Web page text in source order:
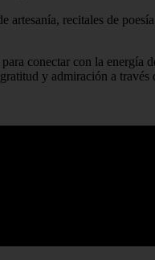
recitales de
conectar con la
y admiración a